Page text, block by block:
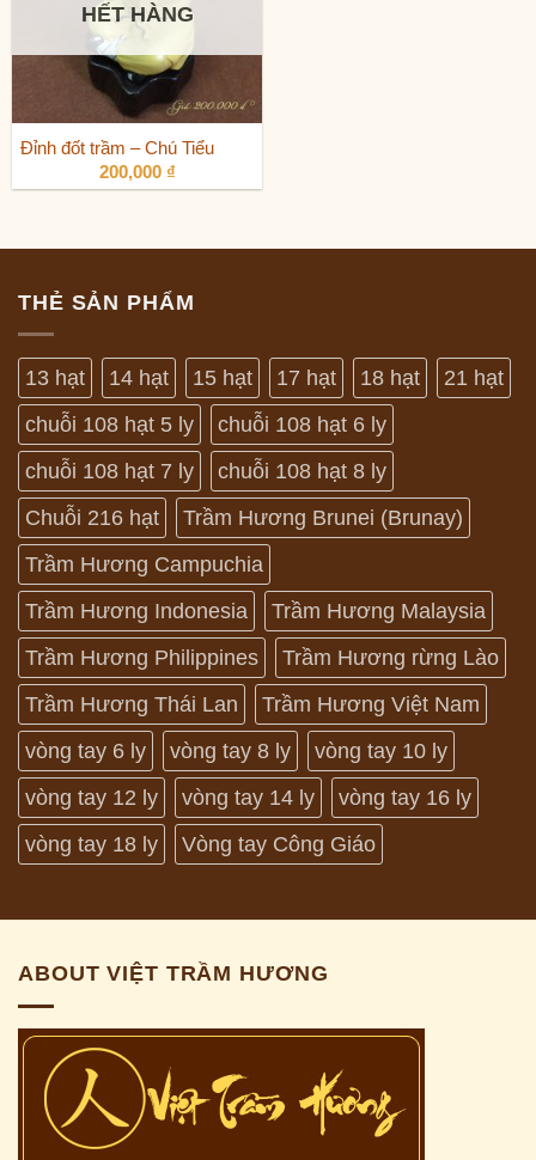
HẾT HÀNG
Đỉnh đốt trầm – Chú Tiểu
200,000 ₫
THẺ SẢN PHẨM
13 hạt 14 hạt 15 hạt 17 hạt 18 hạt
21 hạt
chuỗi 108 hạt 5 ly
chuỗi 108 hạt 6 ly
chuỗi 108 hạt 7 ly
chuỗi 108 hạt 8 ly
Chuỗi 216 hạt
Trầm Hương Brunei (Brunay)
Trầm Hương Campuchia
Trầm Hương Indonesia
Trầm Hương Malaysia
Trầm Hương Philippines
Trầm Hương rừng Lào
Trầm Hương Thái Lan
Trầm Hương Việt Nam
vòng tay 6 ly
vòng tay 8 ly
vòng tay 10 ly
vòng tay 12 ly
vòng tay 14 ly
vòng tay 16 ly
vòng tay 18 ly
Vòng tay Công Giáo
ABOUT VIỆT TRẦM HƯƠNG